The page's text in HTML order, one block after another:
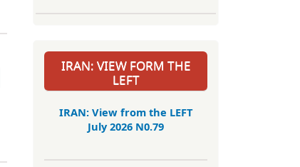
IRAN: VIEW FORM THE
LEFT
IRAN: View from the LEFT
July 2026 N0.79